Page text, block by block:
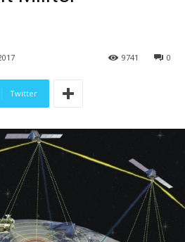
0
9741
Twitter